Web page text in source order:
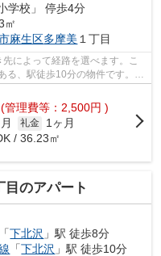
学校」 停歩4分
㎡
麻生区多摩美 １丁目
によって経路を選べます。こ
、駅徒歩10分の物件です。当
(管理費等：2,500円 )
礼金
1ヶ月
/ 36.23㎡
のアパート
「下北沢 」駅 徒歩8分
「下北沢 」駅 徒歩10分